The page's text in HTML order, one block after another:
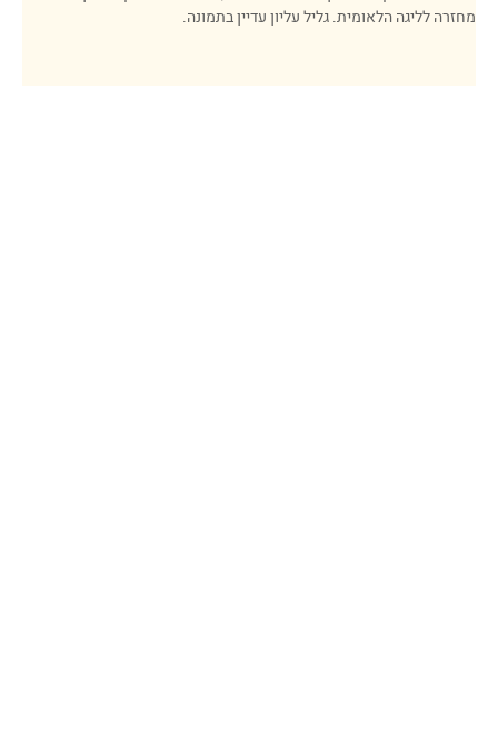
מחזרה לליגה הלאומית. גליל עליון עדיין בתמונה.